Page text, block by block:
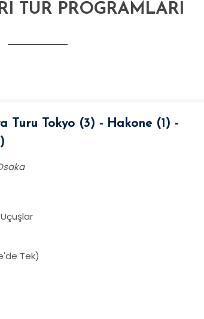
TUR PROGRAMLARI
Turu Tokyo (3) - Hakone (1) -
Tek)